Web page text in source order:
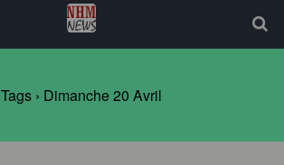
Tags › Dimanche 20 Avril